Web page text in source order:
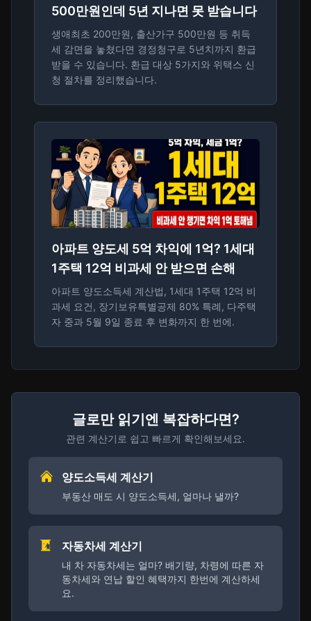
500만원인데 5년 지나면 못 받습니다
생애최초 200만원, 출산가구 500만원 등 취득
세 감면을 놓쳤다면 경정청구로 5년치까지 환급
받을 수 있습니다. 환급 대상 5가지와 위택스 신
청 절차를 정리했습니다.
아파트 양도세 5억 차익에 1억? 1세대
1주택 12억 비과세 안 받으면 손해
아파트 양도소득세 계산법, 1세대 1주택 12억 비
과세 요건, 장기보유특별공제 80% 특례, 다주택
자 중과 5월 9일 종료 후 변화까지 한 번에.
글로만 읽기엔 복잡하다면?
관련 계산기로 쉽고 빠르게 확인해보세요.
양도소득세 계산기
부동산 매도 시 양도소득세, 얼마나 낼까?
자동차세 계산기
내 차 자동차세는 얼마? 배기량, 차령에 따른 자
동차세와 연납 할인 혜택까지 한번에 계산하세
요.